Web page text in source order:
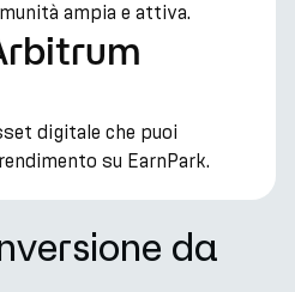
ampia e attiva.
digitale che puoi
su EarnPark.
da